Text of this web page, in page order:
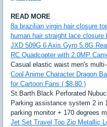
READ MORE
8a brazilian virgin hair closure
human hair straight lace
JXD 509G 6 Axis Gyro 5.8G
RC Quadcopter with 2.0MP
Casual elastic waist men's
Cool Anime Character Dragon
for Cartoon Fans ( $8.80 )
St.Barth Black Perforated
Parking assistance system 2 in
parking monitor + 170 degrees
Jet Set Travel Top Zip Metallic